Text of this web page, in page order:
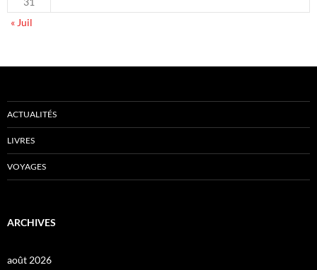
« Juil
ACTUALITÉS
LIVRES
VOYAGES
ARCHIVES
août 2026